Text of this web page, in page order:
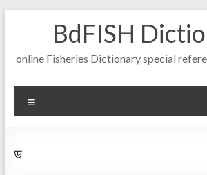
BdFISH
online Fisheries Dictionary special
ড